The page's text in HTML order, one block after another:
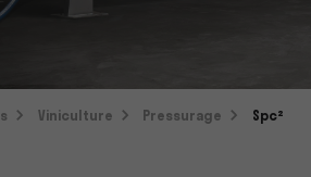
Viniculture Pressurage Spc²